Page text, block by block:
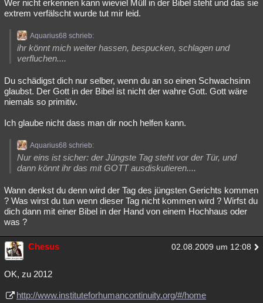
Wer nicht erkennen kann wieviel Müll in der Bibel steht und das sie
extrem verfälscht wurde tut mir leid.
Aquarius68 schrieb:
ihr könnt mich weiter hassen, bespucken, schlagen und
verfluchen....
Du schädigst dich nur selber, wenn du an so einen Schwachsinn
glaubst. Der Gott in der Bibel ist nicht der wahre Gott. Gott wäre
niemals so primitiv.
Ich glaube nicht dass man dir noch helfen kann.
Aquarius68 schrieb:
Nur eins ist sicher: der Jüngste Tag steht vor der Tür, und
dann könnt ihr das mit GOTT ausdiskutieren....
Wann denkst du denn wird der Tag des jüngsten Gerichts kommen
? Was wirst du tun wenn dieser Tag nicht kommen wird ? Wirfst du
dich dann mit einer Bibel in der Hand von einem Hochhaus oder
was ?
Chesus 02.08.2009 um 12:08
OK, zu 2012
http://www.instituteforhumancontinuity.org/#/home